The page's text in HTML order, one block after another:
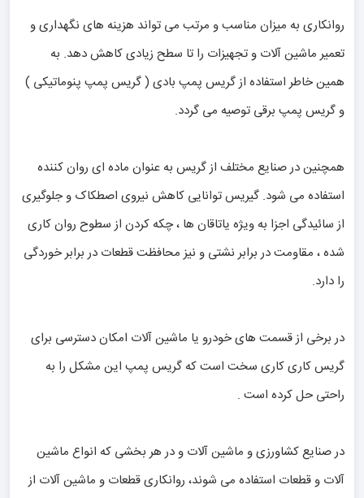
روانکاری به میزان مناسب و مرتب می تواند هزینه های نگهداری و
تعمیر ماشین آلات و تجهیزات را تا سطح زیادی کاهش دهد. به
همین خاطر استفاده از گریس پمپ بادی ( گریس پمپ پنوماتیکی )
و گریس پمپ برقی توصیه می گردد.
همچنین در صنایع مختلف از گریس به عنوان ماده ای روان کننده
استفاده می شود. گیریس توانایی کاهش نیروی اصطکاک و جلوگیری
از سائیدگی اجزا به ویژه یاتاقان ها ، چکه کردن از سطوح روان کاری
شده ، مقاومت در برابر نشتی و نیز محافظت قطعات در برابر خوردگی
را دارد.
در برخی از قسمت های خودرو یا ماشین آلات امکان دسترسی برای
گریس کاری کاری سخت است که گریس پمپ این مشکل را به
راحتی حل کرده است .
در صنایع کشاورزی و ماشین آلات و در هر بخشی که انواع ماشین
آلات و قطعات استفاده می شوند، روانکاری قطعات و ماشین آلات از